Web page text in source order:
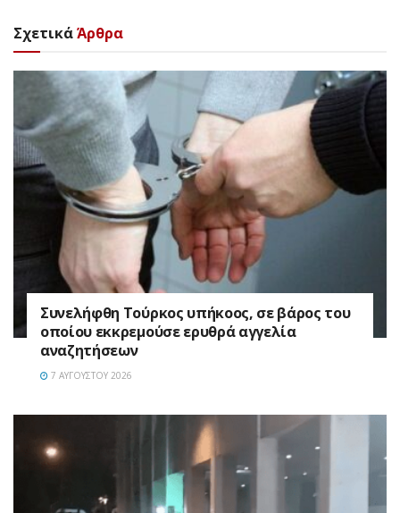
ΣχετικάΆρθρα
Συνελήφθη Τούρκος υπήκοος, σε βάρος του
οποίου εκκρεμούσε ερυθρά αγγελία
αναζητήσεων
7 ΑΥΓΟΎΣΤΟΥ 2026